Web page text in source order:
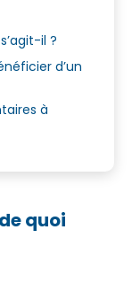
il ?
d’un
à
quoi